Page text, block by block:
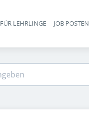
Haupt-Navigation
FÜR LEHRLINGE JOB POSTEN